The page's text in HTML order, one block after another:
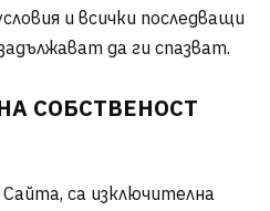
и всички последващи
да ги спазват.
СОБСТВЕНОСТ
Сайта, са изключителна